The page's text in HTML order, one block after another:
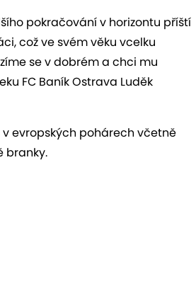
pokračovánív horizontu příští
což ve svém věku vcelku
se v dobrém a chci mu
FC Baník Ostrava Luděk
v evropských pohárech včetně
branky.